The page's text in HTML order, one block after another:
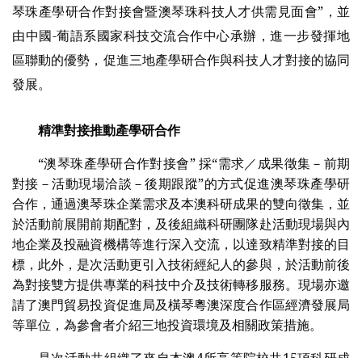
琴珠產學研合作對接會暨澳琴珠科技人才供需見面會”，並
由中國-葡語系國家科技交流合作中心承辦，進一步發揮地
區聯動的優勢，促進三地產學研合作與科技人才對接的協同
發展。
精準對接推動產學研合作
“澳琴珠產學研合作對接會” 採“需求／成果徵集－前期
對接－活動現場洽談－後期跟蹤”的方式促進澳琴珠產學研
合作，通過澳琴珠企業需求及本澳科研成果的雙向徵集，並
於活動前展開前期配對，及後組織科研團隊赴活動現場與內
地企業及投融資機構等進行深入交流，以達致精準對接的目
標，此外，是次活動更引入技術經紀人的參與，於活動前後
為對接雙方提供專業的科技中介及技術轉移服務。現場亦邀
請了澳門貿易投資促進局及橫琴粵澳深度合作區經濟發展局
等單位，為參會者介紹三地投資環境及相關政策措施。